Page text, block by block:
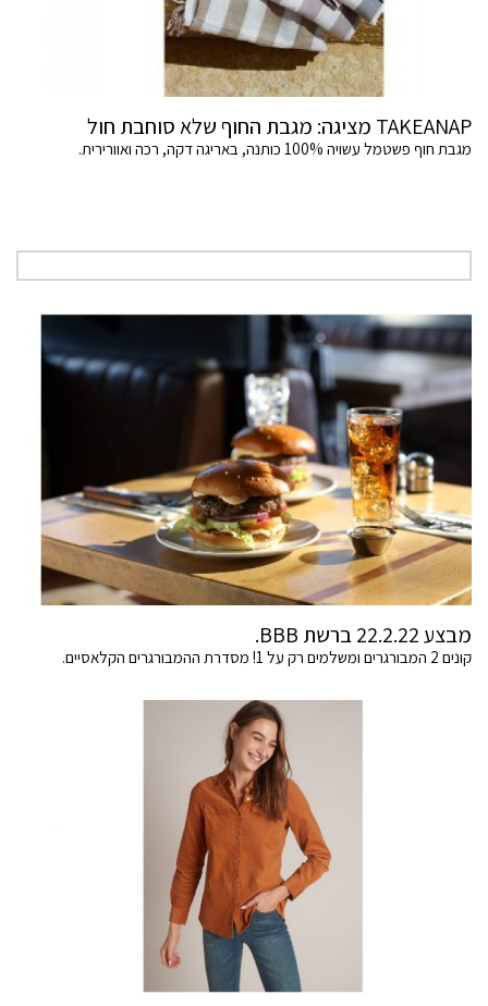
TAKEANAP מציגה: מגבת החוף שלא סוחבת חול
מגבת חוף פשטמל עשויה 100% כותנה, באריגה דקה, רכה ואוורירית.
מבצע 22.2.22 ברשת BBB.
קונים 2 המבורגרים ומשלמים רק על 1! מסדרת ההמבורגרים הקלאסיים.